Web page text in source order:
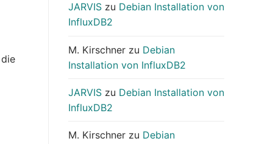
JARVIS zu Debian Installation von
InfluxDB2
M. Kirschner zu Debian
Installation von InfluxDB2
JARVIS zu Debian Installation von
InfluxDB2
M. Kirschner zu Debian